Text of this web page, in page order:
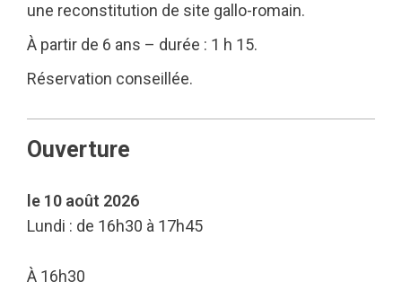
une reconstitution de site gallo-romain.
À partir de 6 ans – durée : 1 h 15.
Réservation conseillée.
Ouverture
le 10 août 2026
Lundi : de 16h30 à 17h45
À 16h30